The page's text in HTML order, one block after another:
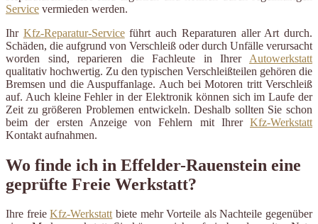
Service vermieden werden.
Ihr Kfz-Reparatur-Serviceführt auch Reparaturen aller Art durch.
Schäden, die aufgrund von Verschleiß oder durch Unfälle verursacht
worden sind, reparieren die Fachleute in Ihrer Autowerkstatt
qualitativ hochwertig. Zu den typischen Verschleißteilen gehören die
Bremsen und die Auspuffanlage. Auch bei Motoren tritt Verschleiß
auf. Auch kleine Fehler in der Elektronik können sich im Laufe der
Zeit zu größeren Problemen entwickeln. Deshalb sollten Sie schon
beim der ersten Anzeige von Fehlern mit Ihrer Kfz-Werkstatt
Kontakt aufnahmen.
Wo finde ich in Effelder-Rauenstein eine
geprüfte Freie Werkstatt?
Ihre freieKfz-Werkstattbiete mehr Vorteile als Nachteile gegenüber